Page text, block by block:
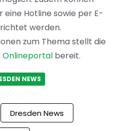
Hotline sowie per E-
werden.
zum Thema stellt die
Onlineportal bereit.
NEWS
Dresden News